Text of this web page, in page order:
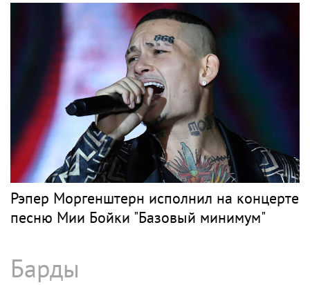
Рэпер Моргенштерн исполнил на концерте
песню Мии Бойки "Базовый минимум"
Барды